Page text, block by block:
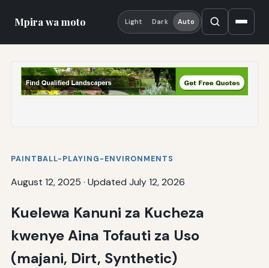
Mpira wa moto Light Dark Auto
PAINTBALL-PLAYING-ENVIRONMENTS
August 12, 2025 · Updated July 12, 2026
Kuelewa Kanuni za Kucheza
kwenye Aina Tofauti za Uso
(majani, Dirt, Synthetic)